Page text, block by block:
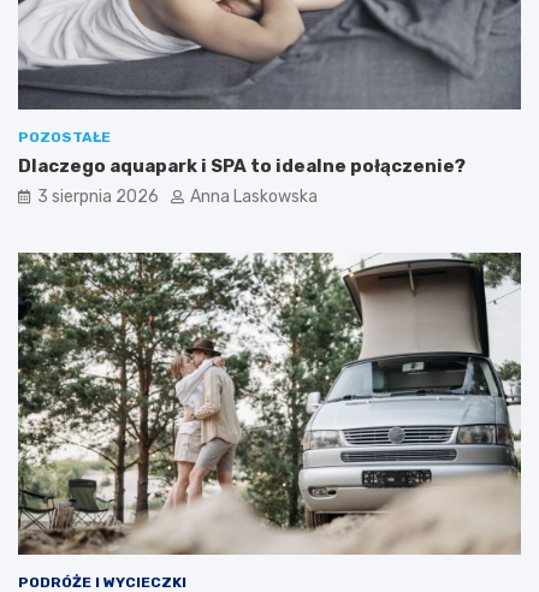
n
a
w
e
e
n
d
POZOSTAŁE
Dlaczego aquapark i SPA to idealne połączenie?
3 sierpnia 2026 Anna Laskowska
PODRÓŻE I WYCIECZKI